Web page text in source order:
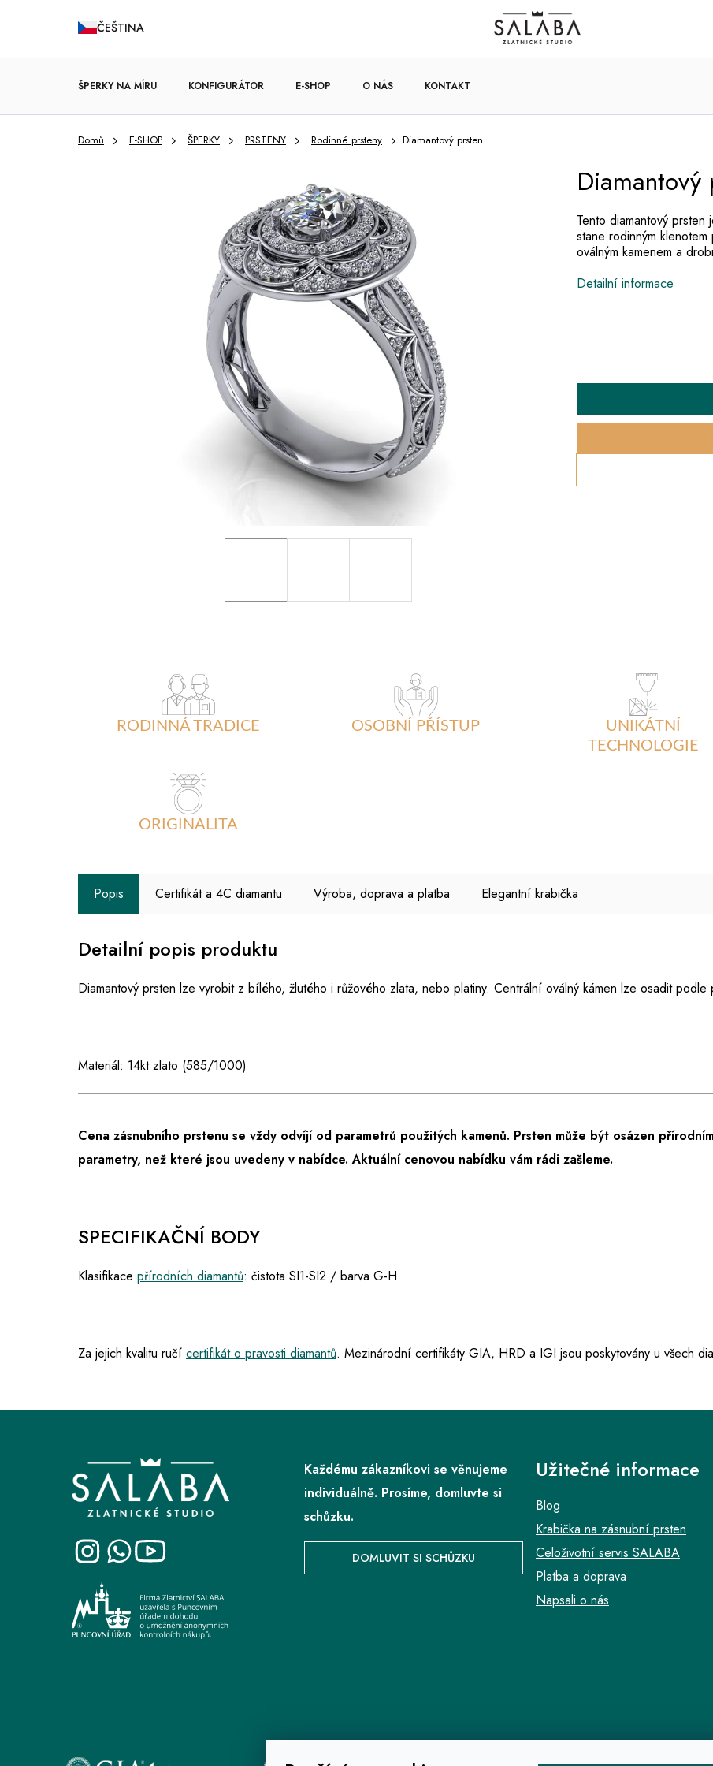
ČEŠTINA
ŠPERKY NA MÍRU KONFIGURÁTOR E-SHOP
ZÁSNUBNÍ PRSTENY
O NÁS KONTAKT
Domů E-SHOP ŠPERKY PRSTENY Rodinné prsteny Diamantový prsten
Tento diamantový
stane rodinným
oválným kamenem a
Detailní informace
Diamantový
RODINNÁ TRADICE OSOBNÍ PŘÍSTUP
UNIKÁTNÍ
TECHNOLOGIE
ORIGINALITA
Popis Certifikát a 4C diamantu Výroba, doprava a platba Elegantní krabička
Detailní popis produktu
Diamantový prsten lze vyrobit z bílého, žlutého i růžového zlata, nebo platiny. Centrální oválný kámen lze osadit podle
Materiál: 14kt zlato (585/1000)
Cena zásnubního prstenu se vždy odvíjí od parametrů použitých kamenů. Prsten může být osázen
parametry, než které jsou uvedeny v nabídce.Aktuální cenovou nabídku vám rádi zašleme.
SPECIFIKAČNÍ BODY
Klasifikace přírodních diamantů: čistota SI1-SI2 / barva G-H.
Za jejich kvalitu ručí certifikát o pravosti diamantů. Mezinárodní certifikáty GIA, HRD a IGI jsou poskytovány u všech
Každému zákazníkovi se věnujeme
individuálně. Prosíme, domluvte si
schůzku.
DOMLUVIT SI SCHŮZKU
Užitečné informace
Blog
Krabička na zásnubní prsten
Celoživotní servis SALABA
Platba a doprava
Napsali o nás